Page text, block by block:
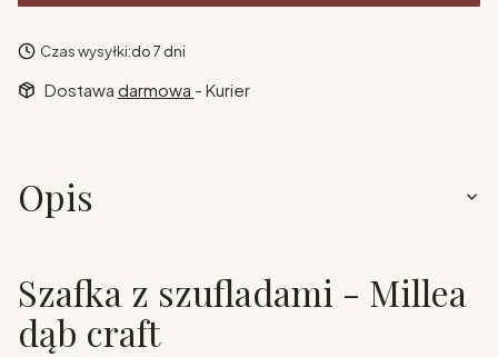
Czas wysyłki:do 7 dni
Dostawa darmowa - Kurier
Opis
Szafka z szufladami - Millea
dąb craft